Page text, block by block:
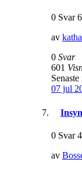
0 Svar
av
0 Svar
601
07 jul
0 Svar
av